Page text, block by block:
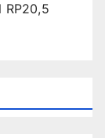
RP20,5